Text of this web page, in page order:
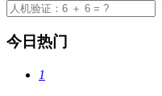
今日热门
1